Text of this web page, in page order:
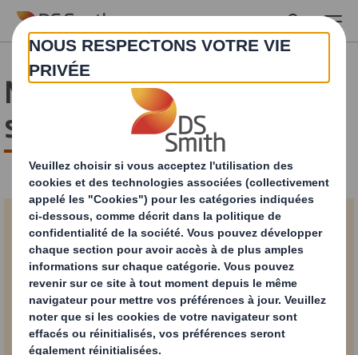
Skip to main content
Merci pour votre
soumission !
Télécharger
PDF
1,9 MB